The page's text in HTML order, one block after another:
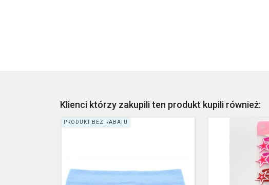
Klienci którzy zakupili ten produkt kupili również:
PRODUKT BEZ RABATU